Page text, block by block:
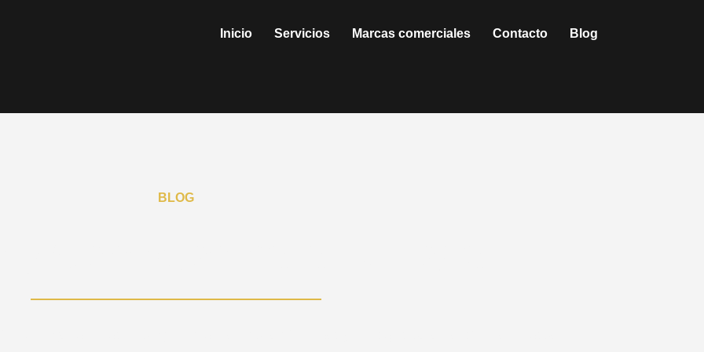
Inicio Servicios Marcas comerciales Contacto Blog
BLOG